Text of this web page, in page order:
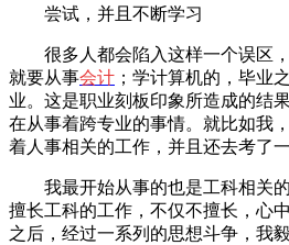
尝试，并且不断学习
很多人都会陷入这样一个误区
就要从事会计 ；学计算机的，毕业
业。这是职业刻板印象所造成的结
在从事着跨专业的事情。就比如我
着人事相关的工作，并且还去考了
我最开始从事的也是工科相关
擅长工科的工作，不仅不擅长，心
之后，经过一系列的思想斗争，我